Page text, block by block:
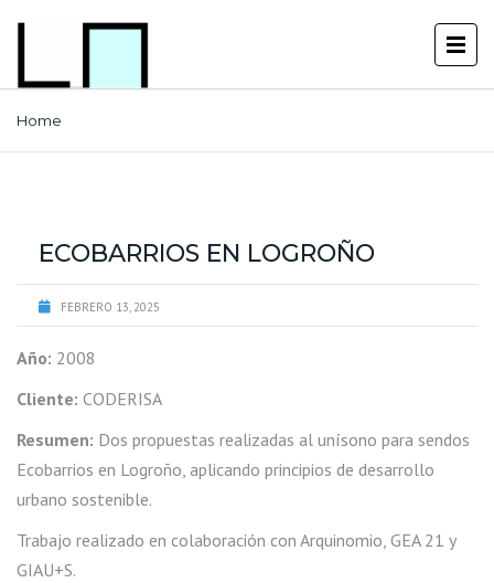
Home
ECOBARRIOS EN LOGROÑO
FEBRERO 13, 2025
Año: 2008
Cliente: CODERISA
Resumen: Dos propuestas realizadas al unísono para sendos
Ecobarrios en Logroño, aplicando principios de desarrollo
urbano sostenible.
Trabajo realizado en colaboración con Arquinomio, GEA 21 y
GIAU+S.